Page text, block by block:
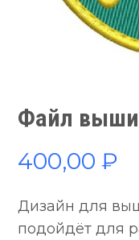
Файл
400,00₽
Дизайн для
подойдёт для